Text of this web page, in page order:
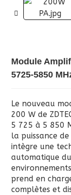
Module
5725-5850
Le nouveau
200 W de
5 725 à 5 850
la puissance
intègre une
automatique
prend en
complètes et